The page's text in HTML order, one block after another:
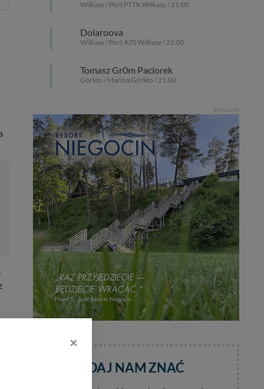
Wilkasy / Port PTTK Wilkasy / 21:00
Dolaroova
Wilkasy / Port AZS Wilkasy / 21:00
Tomasz Gr0m Paciorek
Górkło / Marina Górkło / 21:00
REKLAMA
DAJ NAM ZNAĆ
×